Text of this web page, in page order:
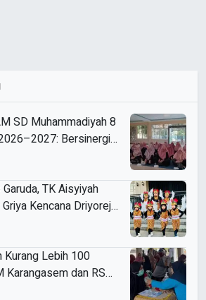
SD Muhammadiyah 8
Bersinergi
Hebat yang Islami,
TK Aisyiyah
Kencana Driyorejo
Budaya di
Lebih 100
Karangasem dan RS
Gratis di